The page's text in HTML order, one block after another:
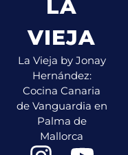
LA
VIEJA
La Vieja by Jonay
Hernández:
Cocina Canaria
de Vanguardia en
Palma de
Mallorca